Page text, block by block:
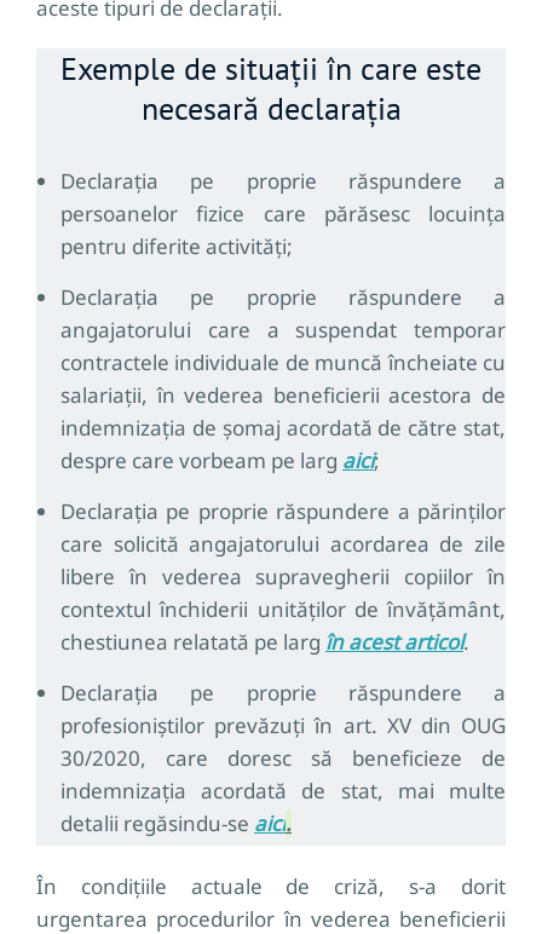
aceste tipuri de declarații.
Exemple de situații în care este
necesară declarația
Declarația pe proprie răspundere a
persoanelor fizice care părăsesc locuința
pentru diferite activități;
Declarația pe proprie răspundere a
angajatorului care a suspendat temporar
contractele individuale de muncă încheiate cu
salariații, în vederea beneficierii acestora de
indemnizația de șomaj acordată de către stat,
despre care vorbeam pe larg aici;
Declarația pe proprie răspundere a părinților
care solicită angajatorului acordarea de zile
libere în vederea supravegherii copiilor în
contextul închiderii unităților de învățământ,
chestiunea relatată pe larg în acest articol.
Declarația pe proprie răspundere a
profesioniștilor prevăzuți în art. XV din OUG
30/2020, care doresc să beneficieze de
indemnizația acordată de stat, mai multe
detalii regăsindu-se aici.
În condițiile actuale de criză, s-a dorit
urgentarea procedurilor în vederea beneficierii